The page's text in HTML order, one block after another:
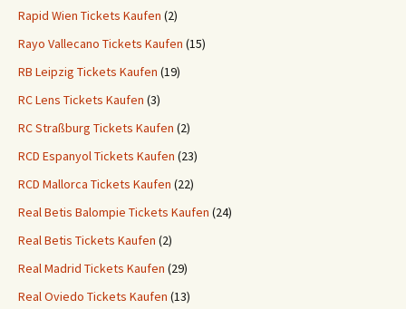
Rapid Wien Tickets Kaufen (2)
Rayo Vallecano Tickets Kaufen (15)
RB Leipzig Tickets Kaufen (19)
RC Lens Tickets Kaufen (3)
RC Straßburg Tickets Kaufen (2)
RCD Espanyol Tickets Kaufen (23)
RCD Mallorca Tickets Kaufen (22)
Real Betis Balompie Tickets Kaufen (24)
Real Betis Tickets Kaufen (2)
Real Madrid Tickets Kaufen (29)
Real Oviedo Tickets Kaufen (13)